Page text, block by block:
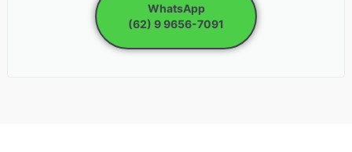
WhatsApp
(62) 9 9656-7091